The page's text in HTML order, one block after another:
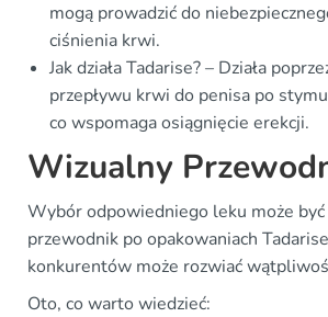
mogą prowadzić do
ciśnienia krwi.
Jak działa Tadarise? – Działa
przepływu krwi do penisa po
co wspomaga osiągnięcie erekcji.
Wizualny
Wybór odpowiedniego leku może
przewodnik po opakowaniach
konkurentów może rozwiać
Oto, co warto wiedzieć: